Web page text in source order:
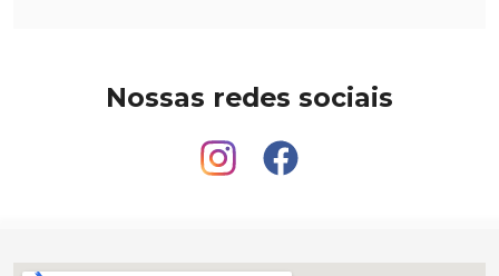
Nossas redes sociais